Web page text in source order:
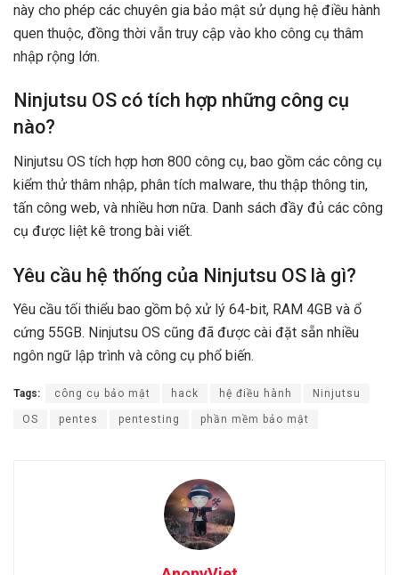
này cho phép các chuyên gia bảo mật sử dụng hệ điều hành
quen thuộc, đồng thời vẫn truy cập vào kho công cụ thâm
nhập rộng lớn.
Ninjutsu OS có tích hợp những công cụ
nào?
Ninjutsu OS tích hợp hơn 800 công cụ, bao gồm các công cụ
kiểm thử thâm nhập, phân tích malware, thu thập thông tin,
tấn công web, và nhiều hơn nữa. Danh sách đầy đủ các công
cụ được liệt kê trong bài viết.
Yêu cầu hệ thống của Ninjutsu OS là gì?
Yêu cầu tối thiểu bao gồm bộ xử lý 64-bit, RAM 4GB và ổ
cứng 55GB. Ninjutsu OS cũng đã được cài đặt sẵn nhiều
ngôn ngữ lập trình và công cụ phổ biến.
Tags: công cụ bảo mật hack hệ điều hành Ninjutsu
OS pentes pentesting phần mềm bảo mật